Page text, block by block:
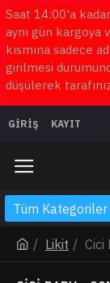
Saat 14:00'a
aynı gün kargoya
kısmına sadece
girilmesi
düşülerek
GIRIŞ KAYIT
Tüm Kategoriler
Likit Cici